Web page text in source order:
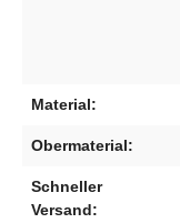
Material:
Obermaterial:
Schneller
Versand: